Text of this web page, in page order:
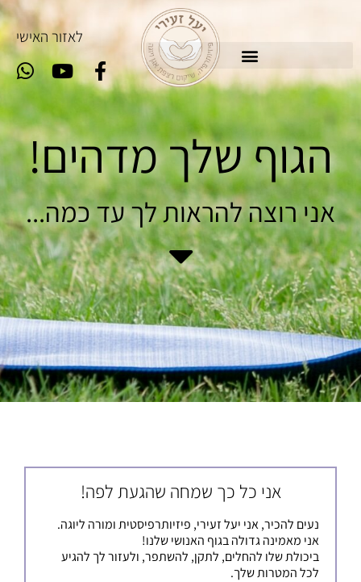
לאזור האישי
הגוף שלך מדהים!
אני רוצה להראות לך עד כמה...
אני כל כך שמחה שהגעת לפה!
נעים להכיר, אני יעל זעירי, פיזיותרפיסטית ומורה ליוגה.
אני מאמינה גדולה בגוף האנושי שלנו!
ביכולת שלו להחלים, לתקן, להשתפר, ולעזור לך להגיע
לכל המטרות שלך.